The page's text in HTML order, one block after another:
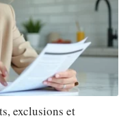
exclusions et